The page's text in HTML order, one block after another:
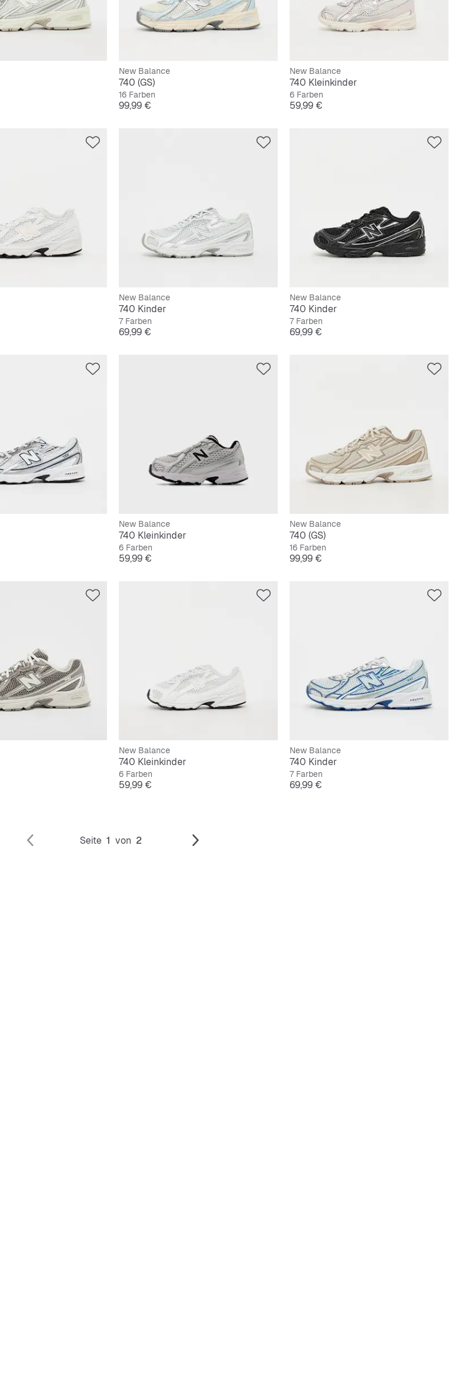
New Balance
740 (GS)
16 Farben
Preis
99,99 €
New Balance
740 Kleinkinder
6 Farben
Preis
59,99 €
New Balance
740 Kinder
7 Farben
Preis
69,99 €
New Balance
740 Kinder
7 Farben
Preis
69,99 €
New Balance
740 Kleinkinder
6 Farben
Preis
59,99 €
New Balance
740 (GS)
16 Farben
Preis
99,99 €
New Balance
740 Kleinkinder
6 Farben
Preis
59,99 €
New Balance
740 Kinder
7 Farben
Preis
69,99 €
Seite 1 von 2